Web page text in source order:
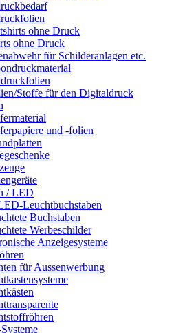
ohne Druck
ohne Druck
für Schilderanlagen etc.
Stoffe für den Digitaldruck
und -folien
/ LED
Leuchtbuchstaben
Buchstaben
Werbeschilder
Anzeigesysteme
für Aussenwerbung